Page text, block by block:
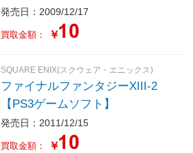
発売日：2009/12/17
買取金額： ￥
SQUARE ENIX(スクウェア・エニックス)
ファイナルファンタジーXIII-2
【PS3ゲームソフト】
発売日：2011/12/15
買取金額： ￥